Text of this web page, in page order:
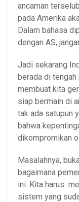
ancaman
pada Amerika
Dalam bahasa
dengan AS,
Jadi sekarang
berada di tengah
membuat kita
siap bermain di
tak ada satupun
bahwa
dikompromikan
Masalahnya,
bagaimana
ini. Kita harus
sistem yang